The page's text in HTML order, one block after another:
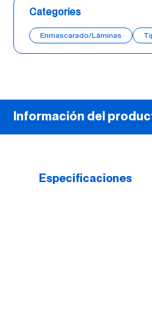
Categories
Enmascarado/Láminas
Información del
Especificaciones